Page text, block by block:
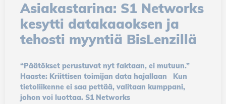
Asiakastarina: S1 Networks
kesytti datakaaoksen ja
tehosti myyntiä BisLenzillä
“Päätökset perustuvat nyt faktaan, ei mutuun.”
Haaste: Kriittisen toimijan data hajallaan Kun
tietoliikenne ei saa pettää, valitaan kumppani,
johon voi luottaa. S1 Networks